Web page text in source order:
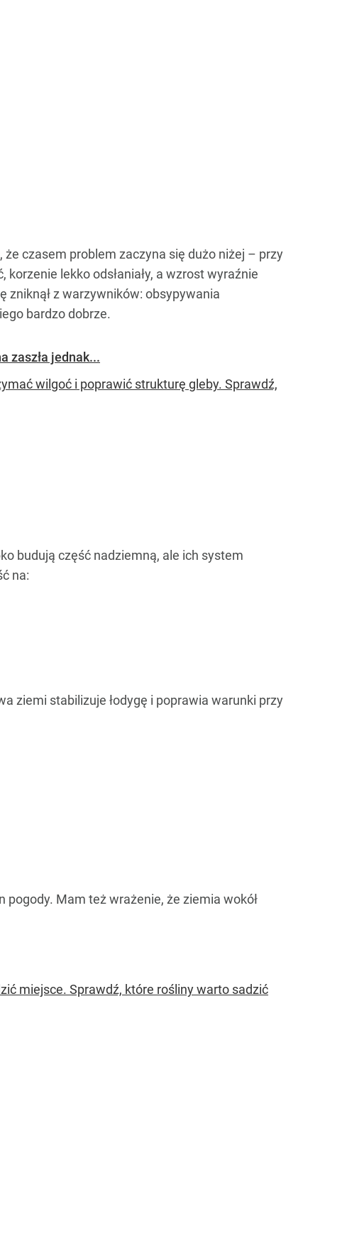
że czasem problem zaczyna się dużo niżej – przy
lekko odsłaniały, a wzrost wyraźnie
zniknął z warzywników: obsypywania
bardzo dobrze.
zaszła jednak...
wilgoć i poprawić strukturę gleby. Sprawdź,
budują część nadziemną, ale ich system
na:
ziemi stabilizuje łodygę i poprawia warunki przy
pogody. Mam też wrażenie, że ziemia wokół
miejsce. Sprawdź, które rośliny warto sadzić